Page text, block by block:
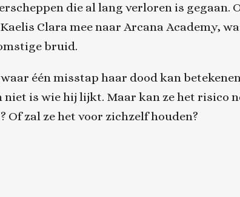
die al lang verloren is gegaan.
Clara mee naar Arcana Academy,
bruid.
één misstap haar dood kan
is wie hij lijkt. Maar kan ze het risico
Of zal ze het voor zichzelf houden?